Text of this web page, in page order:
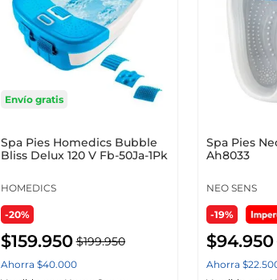
Envío gratis
Spa Pies Homedics Bubble
Bliss Delux 120 V Fb-50Ja-1Pk
HOMEDICS
-20%
$159.950 $199.950
Ahorra $40.000
Spa Pies
Ah8033
NEO SENS
-19%
$94.950
Ahorra $22.